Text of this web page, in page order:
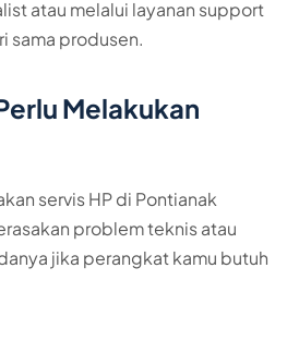
atau melalui layanan support
sama produsen.
Melakukan
servis HP di Pontianak
problem teknis atau
jika perangkat kamu butuh